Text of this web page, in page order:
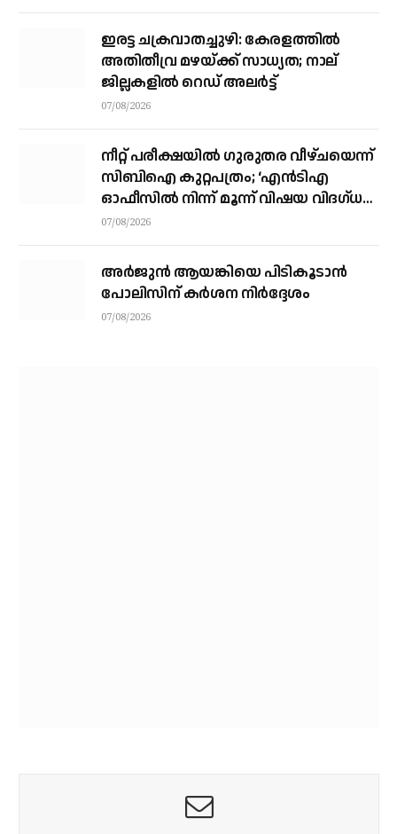
ഇരട്ട ചക്രവാതച്ചുഴി: കേരളത്തില്‍
അതിതീവ്ര മഴയ്ക്ക് സാധ്യത; നാല്
ജില്ലകളില്‍ റെഡ് അലര്‍ട്ട്
07/08/2026
നീറ്റ് പരീക്ഷയില്‍ ഗുരുതര വീഴ്ചയെന്ന്
സിബിഐ കുറ്റപത്രം; ‘എന്‍ടിഎ
ഓഫീസില്‍ നിന്ന് മൂന്ന് വിഷയ വിദഗ്ധര്‍
വിവിധ മാര്‍ഗങ്ങളിലൂടെ ചോദ്യങ്ങള്‍
07/08/2026
അര്‍ജുന്‍ ആയങ്കിയെ പിടികൂടാന്‍
പോലിസിന് കര്‍ശന നിര്‍ദ്ദേശം
07/08/2026